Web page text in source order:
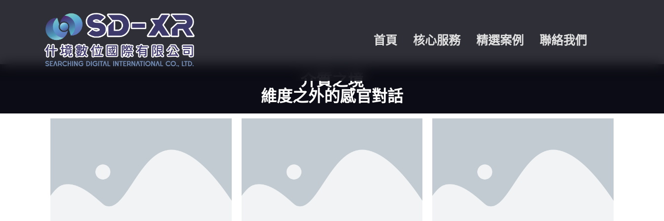
首頁 核心服務 精選案例 聯絡我們
介質之境
維度之外的感官對話